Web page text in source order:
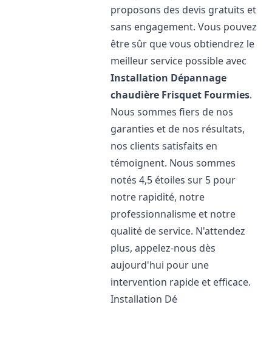
proposons des devis gratuits et
sans engagement. Vous pouvez
être sûr que vous obtiendrez le
meilleur service possible avec
Installation Dépannage
chaudière Frisquet Fourmies.
Nous sommes fiers de nos
garanties et de nos résultats,
nos clients satisfaits en
témoignent. Nous sommes
notés 4,5 étoiles sur 5 pour
notre rapidité, notre
professionnalisme et notre
qualité de service. N'attendez
plus, appelez-nous dès
aujourd'hui pour une
intervention rapide et efficace.
Installation Dé